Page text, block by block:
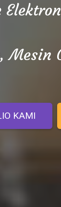
Mesin
KAMI